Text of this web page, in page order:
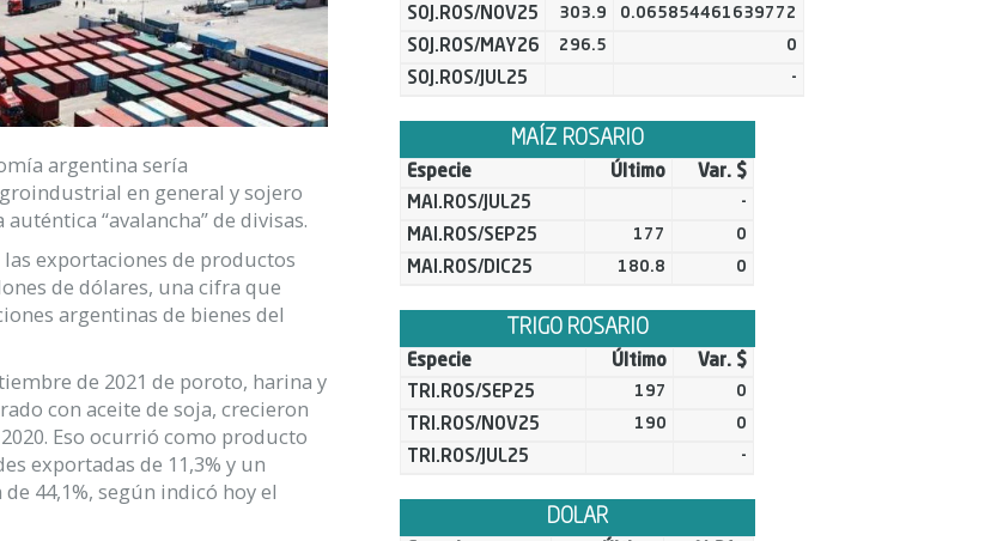
argentina sería
en general y sojero
“avalancha” de divisas.
exportaciones de productos
de dólares, una cifra que
argentinas de bienes del
de 2021 de poroto, harina y
con aceite de soja, crecieron
Eso ocurrió como producto
exportadas de 11,3% y un
44,1%, según indicó hoy el
SOJ.ROS/NOV25
303.9 0.065854461639772
SOJ.ROS/MAY26 296.5 0
SOJ.ROS/JUL25 -
MAÍZ ROSARIO
Especie Último
Var. $
MAI.ROS/JUL25
-
MAI.ROS/SEP25 177 0
MAI.ROS/DIC25 180.8 0
TRIGO ROSARIO
Especie Último
Var. $
TRI.ROS/SEP25
197 0
TRI.ROS/NOV25 190 0
TRI.ROS/JUL25 -
DOLAR